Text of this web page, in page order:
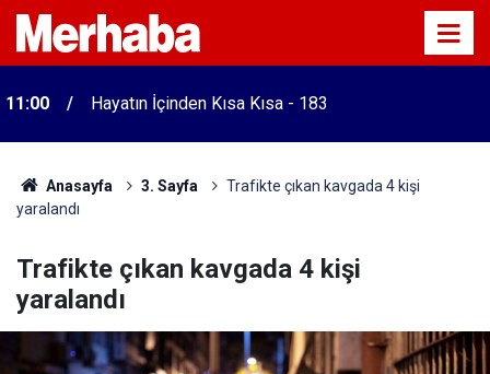
11:00 Hayatın İçinden Kısa Kısa - 183
Anasayfa 3. Sayfa
Trafikte çıkan kavgada 4 kişi
yaralandı
Trafikte çıkan kavgada 4 kişi
yaralandı